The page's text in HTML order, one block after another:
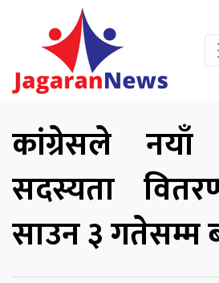
कांग्रेसले नयाँ
सदस्यता
साउन ३ गतेसम्म